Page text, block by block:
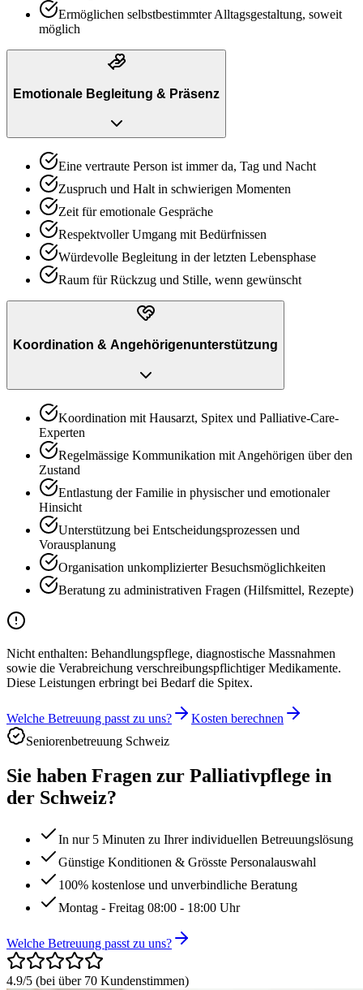
Ermöglichen selbstbestimmter Alltagsgestaltung, soweit
möglich
Emotionale Begleitung & Präsenz
Eine vertraute Person ist immer da, Tag und Nacht
Zuspruch und Halt in schwierigen Momenten
Zeit für emotionale Gespräche
Respektvoller Umgang mit Bedürfnissen
Würdevolle Begleitung in der letzten Lebensphase
Raum für Rückzug und Stille, wenn gewünscht
Koordination & Angehörigenunterstützung
Koordination mit Hausarzt, Spitex und Palliative-Care-
Experten
Regelmässige Kommunikation mit Angehörigen über den
Zustand
Entlastung der Familie in physischer und emotionaler
Hinsicht
Unterstützung bei Entscheidungsprozessen und
Vorausplanung
Organisation unkomplizierter Besuchsmöglichkeiten
Beratung zu administrativen Fragen (Hilfsmittel, Rezepte)
Nicht enthalten: Behandlungspflege, diagnostische Massnahmen
sowie die Verabreichung verschreibungspflichtiger Medikamente.
Diese Leistungen erbringt bei Bedarf die Spitex.
Welche Betreuung passt zu uns?
Kosten berechnen
Seniorenbetreuung Schweiz
Sie haben Fragen zur Palliativpflege in
der Schweiz?
In nur 5 Minuten zu Ihrer individuellen Betreuungslösung
Günstige Konditionen & Grösste Personalauswahl
100% kostenlose und unverbindliche Beratung
Montag - Freitag 08:00 - 18:00 Uhr
Welche Betreuung passt zu uns?
4.9/5 (bei über 70 Kundenstimmen)